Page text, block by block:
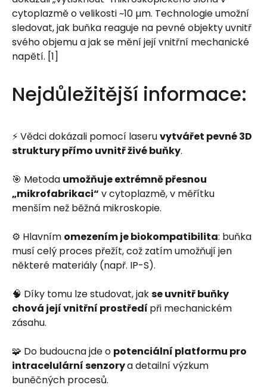
cytoplazmě o velikosti ~10 µm. Technologie umožní
sledovat, jak buňka reaguje na pevné objekty uvnitř
svého objemu a jak se mění její vnitřní mechanické
napětí. [1]
Nejdůležitější informace:
⚡ Vědci dokázali pomocí laseruvytvářet pevné 3D
struktury přímo uvnitř živé buňky.
🎯 Metoda umožňuje extrémně přesnou
„mikrofabrikaci“ v cytoplazmě, v měřítku
menším než běžná mikroskopie.
⚙️ Hlavním omezením je biokompatibilita: buňka
musí celý proces přežít, což zatím umožňují jen
některé materiály (např. IP-S).
🧠 Díky tomu lze studovat, jakse uvnitř buňky
chová její vnitřní prostředí při mechanickém
zásahu.
🧩 Do budoucna jde o potenciální platformu pro
intracelulární senzorya detailní výzkum
buněčných procesů.